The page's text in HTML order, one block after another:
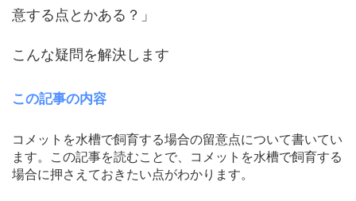
意する点とかある？」
こんな疑問を解決します
この記事の内容
コメットを水槽で飼育する場合の留意点について書いてい
ます。この記事を読むことで、コメットを水槽で飼育する
場合に押さえておきたい点がわかります。